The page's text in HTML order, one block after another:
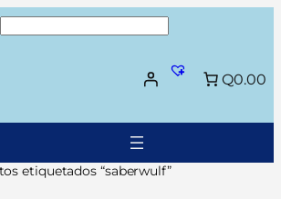
Q0.00
etiquetados “saberwulf”